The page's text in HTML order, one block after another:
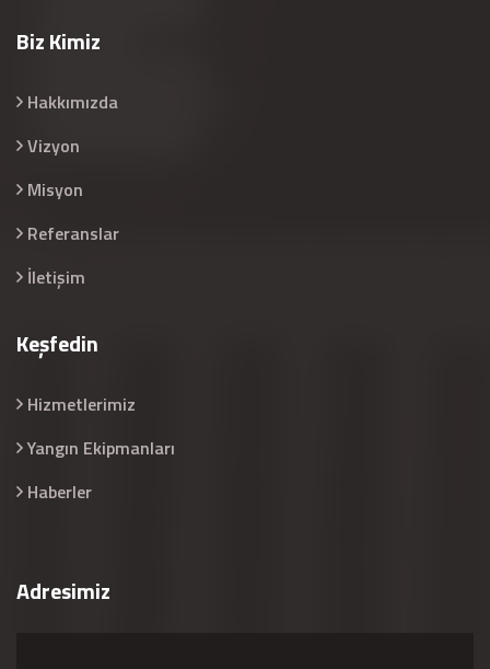
Biz Kimiz
Hakkımızda
Vizyon
Misyon
Referanslar
İletişim
Keşfedin
Hizmetlerimiz
Yangın Ekipmanları
Haberler
Adresimiz